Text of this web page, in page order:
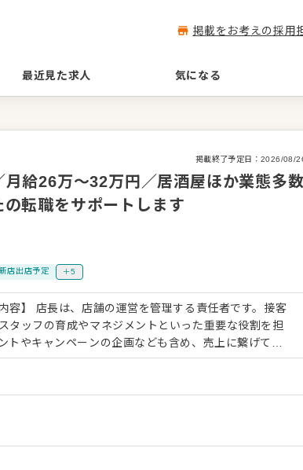
掲載をお考えの採用
最近見た求人 気になる
掲載終了予定日： 2026/08/
月給26万～32万円／居酒屋ほか業態多数
転職をサポートします
店出店予定 ＋5
容】 店長は、店舗の運営を管理する責任者です。接客
タッフの育成やマネジメントといった重要な役割を担
トやキャンペーンの企画なども含め、売上に繋げてい
などもお任せしますので、あなたならではのアイデア
上管理、在庫管理 ・スタッフの育成やマネジメン
ポートしますので、経験に関わらず安心してスター
テップアップなどめざせます。